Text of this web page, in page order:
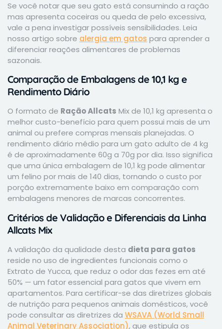
Se você notar que seu gato está consumindo a ração
mas apresenta coceiras ou queda de pelo excessiva,
vale a pena investigar possíveis sensibilidades. Leia
nosso artigo sobre alergia em gatos para aprender a
diferenciar reações alimentares de problemas
sazonais.
Comparação de Embalagens de 10,1 kg e
Rendimento Diário
O formato de Ração Allcats Mix de 10,1 kg apresenta o
melhor custo-benefício para quem possui mais de um
animal ou prefere compras mensais planejadas. O
rendimento diário médio para um gato adulto de 4 kg
é de aproximadamente 60g a 70g por dia. Isso significa
que uma única embalagem de 10,1 kg pode alimentar
um felino por mais de 140 dias, tornando o custo por
porção extremamente baixo em comparação com
embalagens menores de marcas concorrentes.
Critérios de Validação e Diferenciais da Linha
Allcats Mix
A validação da qualidade desta dieta para gatos
reside no uso de ingredientes funcionais como o
Extrato de Yucca, que reduz o odor das fezes em até
50% — um fator essencial para gatos que vivem em
apartamentos. Para certificar-se das diretrizes globais
de nutrição para pequenos animais domésticos, você
pode consultar as diretrizes da WSAVA (World Small
Animal Veterinary Association), que estipula os